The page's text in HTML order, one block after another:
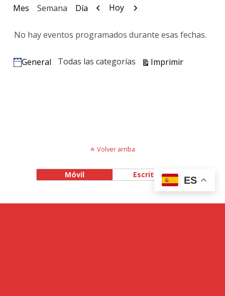
Mes Semana Día Anterior
Hoy Siguiente
No hay eventos programados durante esas fechas.
Categorías
General Todas las categorías ImprimirVistas
Volver arriba
Móvil Escritorio
ES